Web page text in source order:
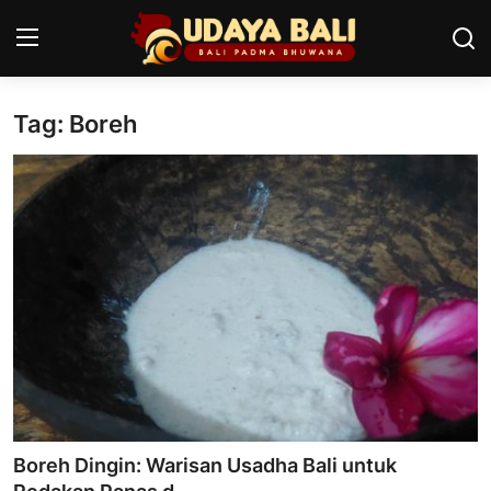
Home
Pura
Kearifan lokal
Alam Bali
Seni
Kisah
Tag: Boreh
Boreh Dingin: Warisan Usadha Bali untuk